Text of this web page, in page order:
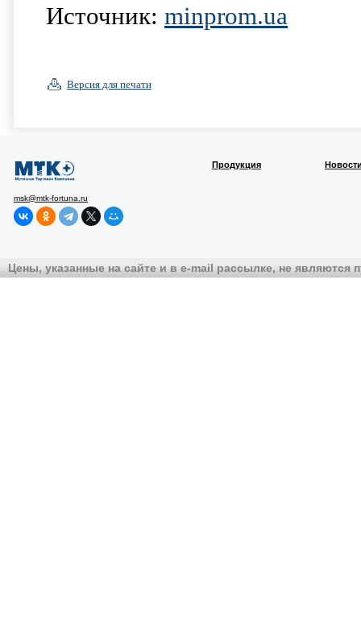
Источник: minprom.ua
Версия для печати
msk@mtk-fortuna.ru
Продукция
Цены, указанные на сайте и в e-mail рассылке, не являются